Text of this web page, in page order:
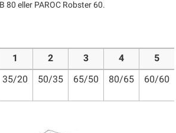
80 eller PAROC Robster 60.
1 2 3 4 5
35/20 50/35 65/50 80/65 60/60